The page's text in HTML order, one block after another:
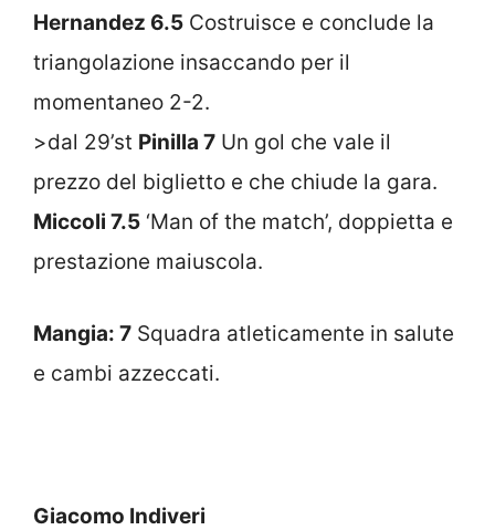
Hernandez 6.5 Costruisce e conclude la
triangolazione insaccando per il
momentaneo 2-2.
>dal 29’st Pinilla 7 Un gol che vale il
prezzo del biglietto e che chiude la gara.
Miccoli 7.5 ‘Man of the match’, doppietta e
prestazione maiuscola.
Mangia: 7 Squadra atleticamente in salute
e cambi azzeccati.
Giacomo Indiveri